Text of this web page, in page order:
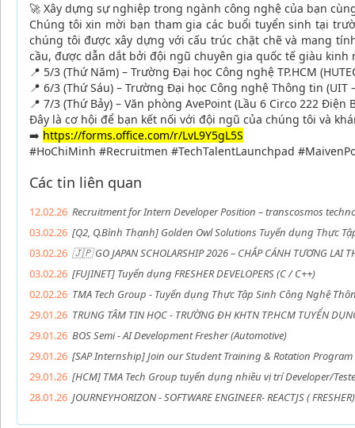
🚀 Xây dựng sự nghiệp trong ngành công nghệ của bạn
Chúng tôi xin mời bạn tham gia các buổi tuyển sinh tại
chúng tôi được xây dựng với cấu trúc chặt chẽ và mang
cầu, được dẫn dắt bởi đội ngũ chuyên gia quốc tế giàu kinh
📍 5/3 (Thứ Năm) – Trường Đại học Công nghệ TP.HCM
📍 6/3 (Thứ Sáu) – Trường Đại học Công nghệ Thông tin (UIT
📍 7/3 (Thứ Bảy) – Văn phòng AvePoint (Lầu 6 Circo 222 Điện
Đây là cơ hội để bạn kết nối với đội ngũ của chúng tôi và
➡️ https://forms.office.com/r/LvL9Y5gL5S
#HoChiMinh #Recruitmen #TechTalentLaunchpad
Các tin liên quan
12.02.26 Recruitment for Intern Developer Position – transcosmos
03.02.26 [Q2, Q.Bình Thạnh] Golden Owl Solutions Tuyển dụng Thực
03.02.26 🇯🇵 GO JAPAN SCHOLARSHIP 2026 – CHẮP CÁNH TƯƠNG LAI
03.02.26 [FUJINET] Tuyển dụng FRESHER DEVELOPERS (C / C++)
02.02.26 TMA Tech Group - Tuyển dụng Thực Tập Sinh Công Nghệ
29.01.26 TRUNG TÂM TIN HỌC - TRƯỜNG ĐH KHTN TP.HCM TUYỂN
29.01.26 BOS Semi - AI Development Fresher (Automotive)
29.01.26 [SAP Internship] Join our Student Training & Rotation Program
29.01.26 [HCM] TMA Tech Group tuyển dụng nhiều vị trí Developer/
28.01.26 JOURNEYHORIZON - SOFTWARE ENGINEER- REACTJS ( FRESHER)